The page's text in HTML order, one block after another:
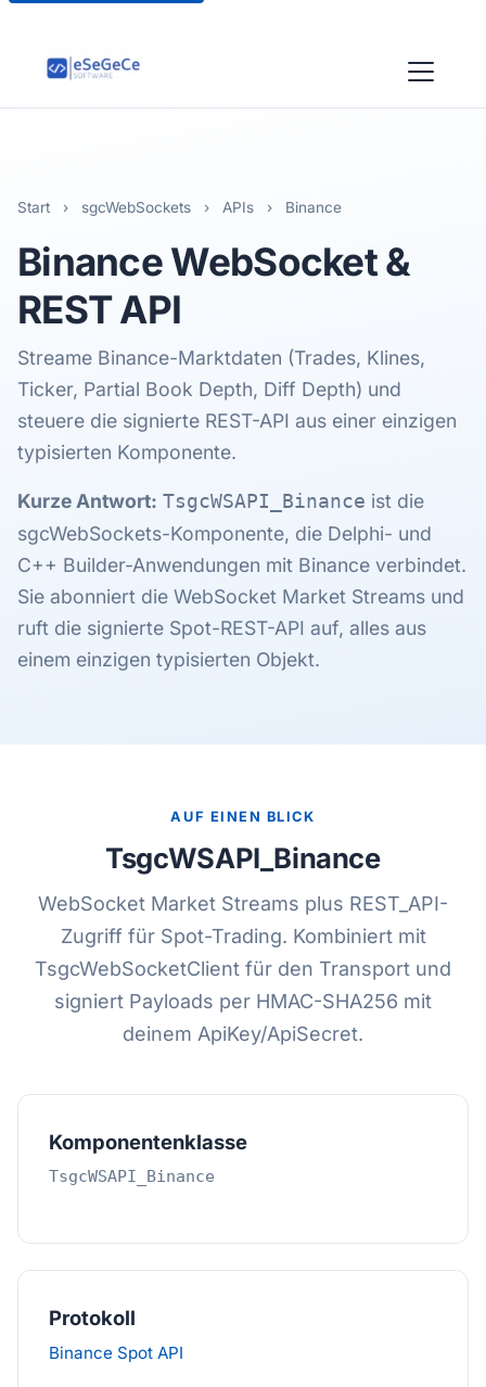
Start › sgcWebSockets › APIs › Binance
BinanceWebSocket &
REST API
Streame Binance-Marktdaten (Trades, Klines,
Ticker, Partial Book Depth, Diff Depth) und
steuere die signierte REST-API aus einer einzigen
typisierten Komponente.
Kurze Antwort: TsgcWSAPI_Binance ist die
sgcWebSockets-Komponente, die Delphi- und
C++ Builder-Anwendungen mit Binance verbindet.
Sie abonniert die WebSocket Market Streams und
ruft die signierte Spot-REST-API auf, alles aus
einem einzigen typisierten Objekt.
AUF EINEN BLICK
TsgcWSAPI_Binance
WebSocket Market Streams plus REST_API-
Zugriff für Spot-Trading. Kombiniert mit
TsgcWebSocketClient für den Transport und
signiert Payloads per HMAC-SHA256 mit
deinem ApiKey/ApiSecret.
Komponentenklasse
TsgcWSAPI_Binance
Protokoll
Binance Spot API